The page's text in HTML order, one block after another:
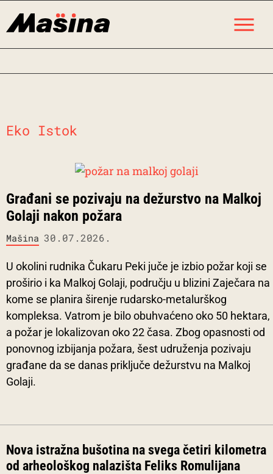
Eko Istok
Građani se pozivaju na dežurstvo na Malkoj
Golaji nakon požara
Mašina 30.07.2026.
U okolini rudnika Čukaru Peki juče je izbio požar koji se
proširio i ka Malkoj Golaji, području u blizini Zaječara na
kome se planira širenje rudarsko-metalurškog
kompleksa. Vatrom je bilo obuhvaćeno oko 50 hektara,
a požar je lokalizovan oko 22 časa. Zbog opasnosti od
ponovnog izbijanja požara, šest udruženja pozivaju
građane da se danas priključe dežurstvu na Malkoj
Golaji.
Nova istražna bušotina na svega četiri kilometra
od arheološkog nalazišta Feliks Romulijana